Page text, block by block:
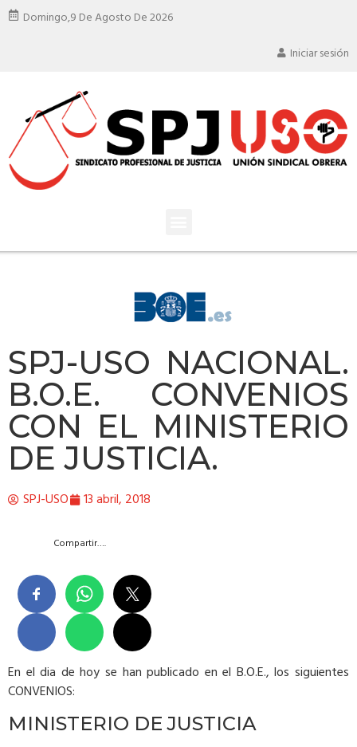
Domingo,9 De Agosto De 2026
Iniciar sesión
SPJ-USO NACIONAL.
B.O.E. CONVENIOS
CON EL MINISTERIO
DE JUSTICIA.
SPJ-USO 13 abril, 2018
Compartir….
En el dia de hoy se han publicado en el B.O.E., los siguientes
CONVENIOS:
MINISTERIO DE JUSTICIA